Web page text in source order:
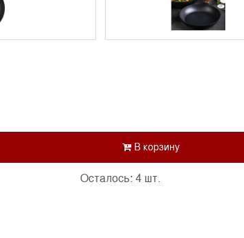
Осталось: 4 шт.